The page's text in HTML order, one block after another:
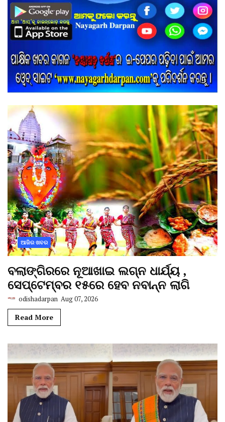
ଆଜିର ଖବର
ବଲାଙ୍ଗିରରେ ନୂଆଖାଇ ଲଗ୍ନ ଧାର୍ଯ୍ୟ ,
ସେପ୍ଟେମ୍ବର ୧୫ରେ ହେବ ନବାନ୍ନ ଲାଗି
odishadarpan Aug 07, 2026
Read More